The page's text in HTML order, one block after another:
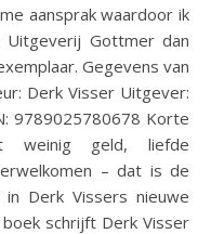
Gottmer dan
Gegevens van
Derk Visser Uitgever:
9789025780678 Korte
weinig geld, liefde
– dat is de
in Derk Vissers nieuwe
boek schrijft Derk Visser